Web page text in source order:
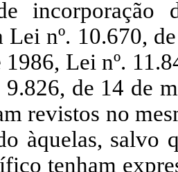
Lei nº. 10.670,
Lei nº.
9.826, de 14 de
revistos no
àquelas, salvo
tenham